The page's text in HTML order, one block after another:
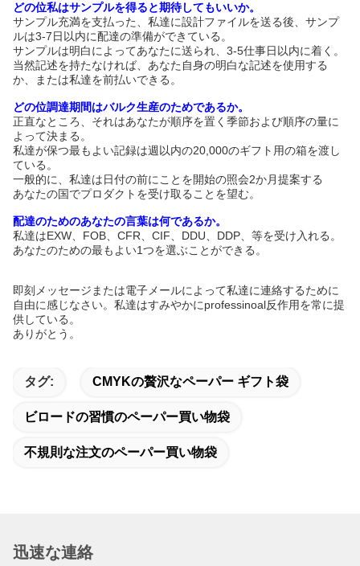
どの位私はサンプルを得ると期待してもいいか。
サンプル充満を支払った、私達に設計ファイルを送る後、サンプ
ルは3-7日以内に配達の準備ができている。
サンプルは明白によってあなたに送られ、3-5仕事日以内に着く。
当然記述を持たなければ、あなた自身の明白な記述を使用する
か、または私達を前払いできる。
どの位調達期間はバルク生産のためであるか。
正直なところ、それはあなたが順序を置く季節および順序の量に
よって決まる。
私達が保つ最もよい記録は週以内の20,000のギフト用の箱を渡し
ている。
一般的に、私達は日付の前にことを開始の照会2か月提案する
あなたの国でプロダクトを受け取ることを望む。
配達のためのあなたの言葉は何であるか。
私達はEXW、FOB、CFR、CIF、DDU、DDP、等を受け入れる。
あなたのための最もよい1つを選ぶことができる。
即刻メッセージまたは電子メールによって私達に連絡するために
自由に感じなさい。私達はすみやかにprofessinoal反作用を常に提
供している。
ありがとう。
タグ: CMYKの贅沢なペーパー ギフト袋
ビロードの習慣のペーパー買い物袋
不規則な注文のペーパー買い物袋
迅速な連絡